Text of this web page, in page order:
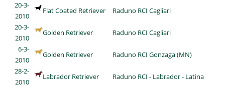
20-3-
2010
Flat Coated Retriever
Raduno RCI Cagliari
20-3-
2010
Golden Retriever
Raduno RCI Cagliari
6-3-
2010
Golden Retriever
Raduno RCI Gonzaga (MN)
28-2-
2010
Labrador Retriever
Raduno RCI - Labrador - Latina